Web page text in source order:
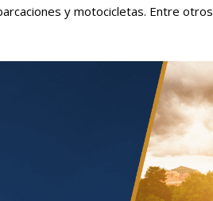
y motocicletas. Entre otros